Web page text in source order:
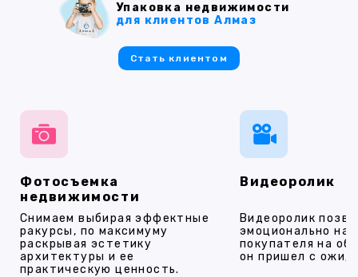
Фотосъемка
недвижимости
Снимаем выбирая эффектные
ракурсы, по максимуму
раскрывая эстетику
архитектуры и ее
практическую ценность.
Видеоролик
Видеоролик
эмоционально
покупателя на
он пришел с
Упаковка недвижимости
для клиентов Алмаз
Стать клиентом